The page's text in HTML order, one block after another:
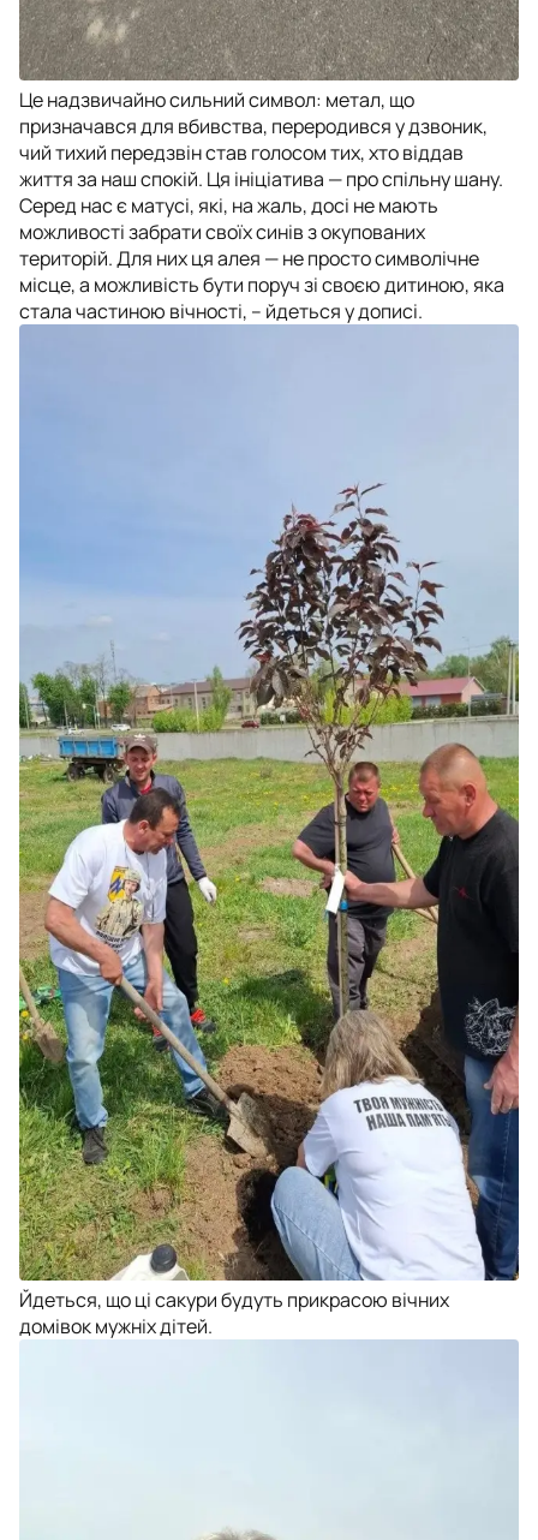
Це надзвичайно сильний символ: метал, що
призначався для вбивства, переродився у дзвоник,
чий тихий передзвін став голосом тих, хто віддав
життя за наш спокій. Ця ініціатива — про спільну шану.
Серед нас є матусі, які, на жаль, досі не мають
можливості забрати своїх синів з окупованих
територій. Для них ця алея — не просто символічне
місце, а можливість бути поруч зі своєю дитиною, яка
стала частиною вічності, – йдеться у дописі.
Йдеться, що ці сакури будуть прикрасою вічних
домівок мужніх дітей.